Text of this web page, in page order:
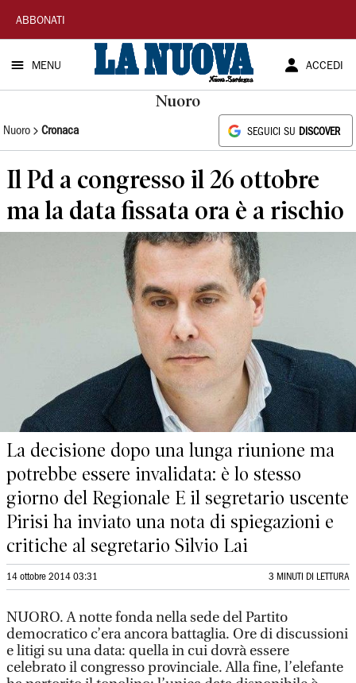
La
Nuova
Sardegna
ABBONATI
MENU ACCEDI
Nuoro
Nuoro Cronaca SEGUICI SU DISCOVER
Il Pd a congresso il 26 ottobre
ma la data fissata ora è a rischio
La decisione dopo una lunga riunione ma
potrebbe essere invalidata: è lo stesso
giorno del Regionale E il segretario uscente
Pirisi ha inviato una nota di spiegazioni e
critiche al segretario Silvio Lai
14 ottobre 2014 03:31 3 MINUTI DI LETTURA
NUORO. A notte fonda nella sede del Partito
democratico c’era ancora battaglia. Ore di discussioni
e litigi su una data: quella in cui dovrà essere
celebrato il congresso provinciale. Alla fine, l’elefante